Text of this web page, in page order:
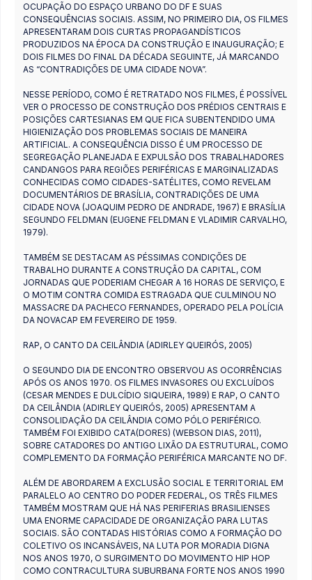
OCUPAÇÃO DO ESPAÇO URBANO DO DF E SUAS
CONSEQUÊNCIAS SOCIAIS. ASSIM, NO PRIMEIRO DIA, OS FILMES
APRESENTARAM DOIS CURTAS PROPAGANDÍSTICOS
PRODUZIDOS NA ÉPOCA DA CONSTRUÇÃO E INAUGURAÇÃO; E
DOIS FILMES DO FINAL DA DÉCADA SEGUINTE, JÁ MARCANDO
AS “CONTRADIÇÕES DE UMA CIDADE NOVA”.
NESSE PERÍODO, COMO É RETRATADO NOS FILMES, É POSSÍVEL
VER O PROCESSO DE CONSTRUÇÃO DOS PRÉDIOS CENTRAIS E
POSIÇÕES CARTESIANAS EM QUE FICA SUBENTENDIDO UMA
HIGIENIZAÇÃO DOS PROBLEMAS SOCIAIS DE MANEIRA
ARTIFICIAL. A CONSEQUÊNCIA DISSO É UM PROCESSO DE
SEGREGAÇÃO PLANEJADA E EXPULSÃO DOS TRABALHADORES
CANDANGOS PARA REGIÕES PERIFÉRICAS E MARGINALIZADAS
CONHECIDAS COMO CIDADES-SATÉLITES, COMO REVELAM
DOCUMENTÁRIOS DE BRASÍLIA, CONTRADIÇÕES DE UMA
CIDADE NOVA (JOAQUIM PEDRO DE ANDRADE, 1967) E BRASÍLIA
SEGUNDO FELDMAN (EUGENE FELDMAN E VLADIMIR CARVALHO,
1979).
TAMBÉM SE DESTACAM AS PÉSSIMAS CONDIÇÕES DE
TRABALHO DURANTE A CONSTRUÇÃO DA CAPITAL, COM
JORNADAS QUE PODERIAM CHEGAR A 16 HORAS DE SERVIÇO, E
O MOTIM CONTRA COMIDA ESTRAGADA QUE CULMINOU NO
MASSACRE DA PACHECO FERNANDES, OPERADO PELA POLÍCIA
DA NOVACAP EM FEVEREIRO DE 1959.
RAP, O CANTO DA CEILÂNDIA (ADIRLEY QUEIRÓS, 2005)
O SEGUNDO DIA DE ENCONTRO OBSERVOU AS OCORRÊNCIAS
APÓS OS ANOS 1970. OS FILMES INVASORES OU EXCLUÍDOS
(CESAR MENDES E DULCÍDIO SIQUEIRA, 1989) E RAP, O CANTO
DA CEILÂNDIA (ADIRLEY QUEIRÓS, 2005) APRESENTAM A
CONSOLIDAÇÃO DA CEILÂNDIA COMO PÓLO PERIFÉRICO.
TAMBÉM FOI EXIBIDO CATA(DORES) (WEBSON DIAS, 2011),
SOBRE CATADORES DO ANTIGO LIXÃO DA ESTRUTURAL, COMO
COMPLEMENTO DA FORMAÇÃO PERIFÉRICA MARCANTE NO DF.
ALÉM DE ABORDAREM A EXCLUSÃO SOCIAL E TERRITORIAL EM
PARALELO AO CENTRO DO PODER FEDERAL, OS TRÊS FILMES
TAMBÉM MOSTRAM QUE HÁ NAS PERIFERIAS BRASILIENSES
UMA ENORME CAPACIDADE DE ORGANIZAÇÃO PARA LUTAS
SOCIAIS. SÃO CONTADAS HISTÓRIAS COMO A FORMAÇÃO DO
COLETIVO OS INCANSÁVEIS, NA LUTA POR MORADIA DIGNA
NOS ANOS 1970, O SURGIMENTO DO MOVIMENTO HIP HOP
COMO CONTRACULTURA SUBURBANA FORTE NOS ANOS 1990